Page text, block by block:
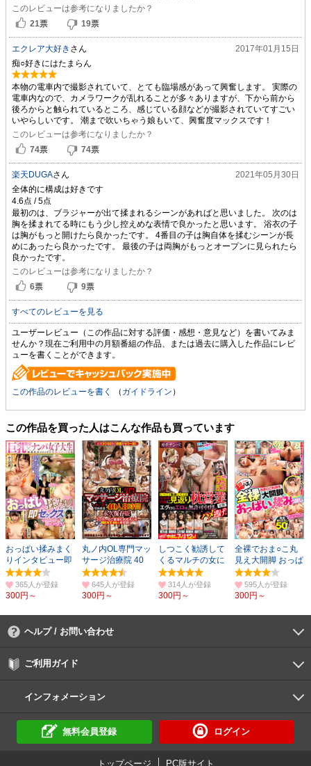
このレビューは参考になりましたか？
21票 19票
エクレア大好き さん
2017年01月15日
痴○好きにはたまらん
本物の電車内で撮影されていて、とても臨場感があって興奮します。 実際の
電車内なので、カメラワークが乱れることが多々ありますが、下から前から
後ろからと触られているところ、感じている顔などが撮影されていてすごい
いやらしいです。 潮まで吹いちゃう娘もいて、興奮度マックスです！
このレビューは参考になりましたか？
74票 74票
楽天DUGAさん
2021年05月30日
全体的に構成は好きです
最初のは、ブラジャーが出て揉まれるシーンがあればと思いました。 次のは
胸を揉まれてる時にもう少し控えめな表情で良かったと思います。 浴衣の子
は胸がもっと開けたら良かったです。 4番目の子は胸自体を揉むシーンが長
めにあったら良かったです。 最後の子は両胸がもっとオープンに見られたら
良かったです。
このレビューは参考になりましたか？
6票 9票
すべてのレビューを見る
ユーザーレビュー（この作品に対する評価・感想・意見など）を書いてみま
せんか？現在ご利用中の月額番組の作品、または過去に購入した作品にレビ
ューを書くことができます。
この作品のレビューを書く （ ガイドライン ）
この作品を買った人はこんな作品も買っています
おっぱい揉みまく
りインタビュー即
セックス
365人
300円～
丸ノ内OL専門マッ
サージ治療院 40
人8時間永久保存
版 645人
300円～
しつこく勧誘して
くるマルチの女に
見返り枕営業交
渉！314人
300円～
全裸でおま○こ丸
見え大開脚 おっぱ
い揉みっ放し 50
人 595人
300円～
ヘルプ / お問い合わせ
よくあるご質問
ご利用環境
お支払い方法
パスワードの再設定
サポートセンター
ご利用ガイド
初めての方へ
会員登録の手順
作品購入の手順
動画再生の手順
検索のヒント
DUGA Player
インフォメーション
DUGAからのお知らせ
デュガの歴史とあゆみ
利用規約
個人情報保護方針
特定商取引法に基づく表示
資金決済法に基づく表示
倫理基準
サイトマップ無料会員登録 ログイン
トップページ PC版サイト